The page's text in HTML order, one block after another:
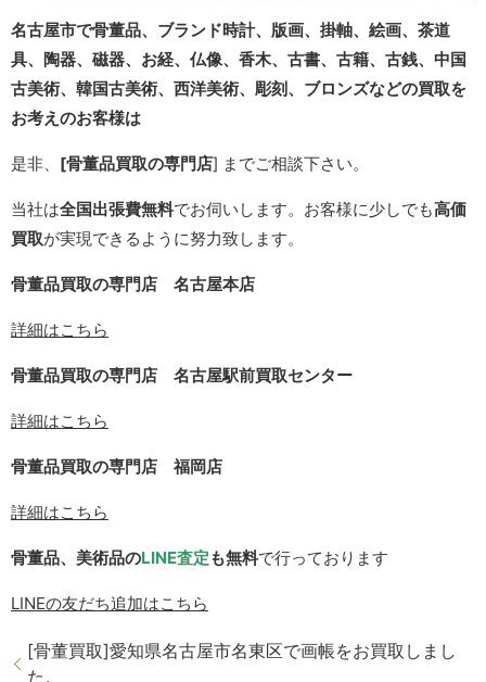
名古屋市で骨董品、ブランド時計、版画、 掛軸、絵画、 茶道
具、陶器、磁器、お経、仏像、香木、 古書、古籍、 古銭、中国
古美術、韓国古美術、西洋美術、彫刻、ブロンズなどの買取を
お考えのお客様は
是非、 [骨董品買取の専門店] までご相談下さい。
当社は全国出張費無料でお伺いします。お客様に少しでも高価
買取が実現できるように努力致します。
骨董品買取の専門店 名古屋本店
詳細はこちら
骨董品買取の専門店 名古屋駅前買取センター
詳細はこちら
骨董品買取の専門店 福岡店
詳細はこちら
骨董品、美術品のLINE査定も無料で行っております
LINEの友だち追加はこちら
[骨董買取]愛知県名古屋市名東区で画帳をお買取しまし
た。